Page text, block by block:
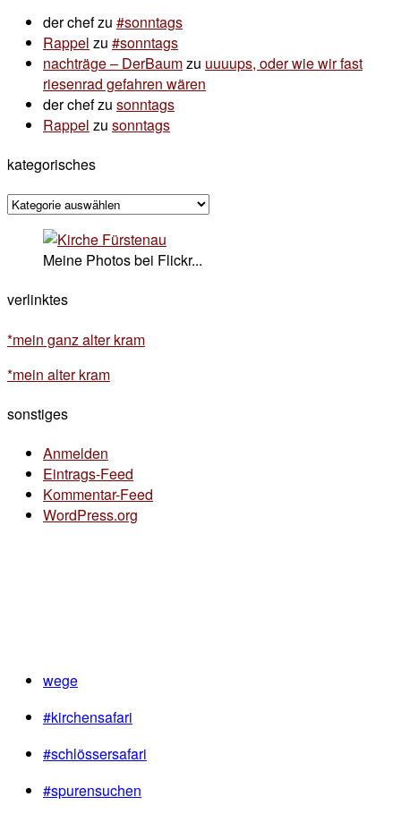
der chefzu #sonntags
Rappel zu #sonntags
nachträge – DerBaumzu uuuups, oder wie wir fast
riesenrad gefahren wären
der chefzu sonntags
Rappel zu sonntags
kategorisches
kategorisches
Meine Photos bei Flickr...
verlinktes
*mein ganz alter kram
*mein alter kram
sonstiges
Anmelden
Eintrags-Feed
Kommentar-Feed
WordPress.org
wege
#kirchensafari
#schlössersafari
#spurensuchen